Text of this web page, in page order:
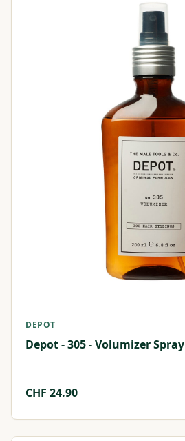
DEPOT
Depot - 305 - Volumizer Spray
CHF 24.90